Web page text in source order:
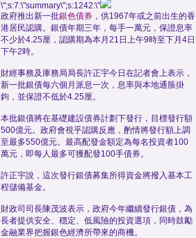
\";s:7:\"summary\";s:1242:\"
政府推出新一批銀色債券 ，供1967年或之前出生的香
港居民認購。銀債年期三年，每手一萬元，保證息率
不少於4.25厘，認購期為本月21日上午9時至下月4日
下午2時。
財經事務及庫務局局長許正宇今日在記者會上表示，
新一批銀債每六個月派息一次，息率與本地通脹掛
鉤，並保證不低於4.25厘。
本批銀債將在基礎建設債券計劃下發行，目標發行額
500億元。政府會視乎認購反應，酌情將發行額上調
至最多550億元。最高配發金額定為每名投資者100
萬元，即每人最多可獲配發100手債券。
許正宇說，這次發行銀債募集所得資金將撥入基本工
程儲備基金。
財政司司長陳茂波表示，政府今年繼續發行銀債，為
長者提供安全、穩定、低風險的投資選項，同時鼓勵
金融業界把握銀色經濟所帶來的商機。